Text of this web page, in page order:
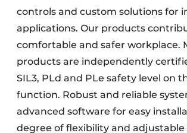
controls and custom solutions for
applications. Our products
comfortable and safer workplace.
products are independently
SIL3, PLd and PLe safety level on
function. Robust and reliable
advanced software for easy
degree of flexibility and